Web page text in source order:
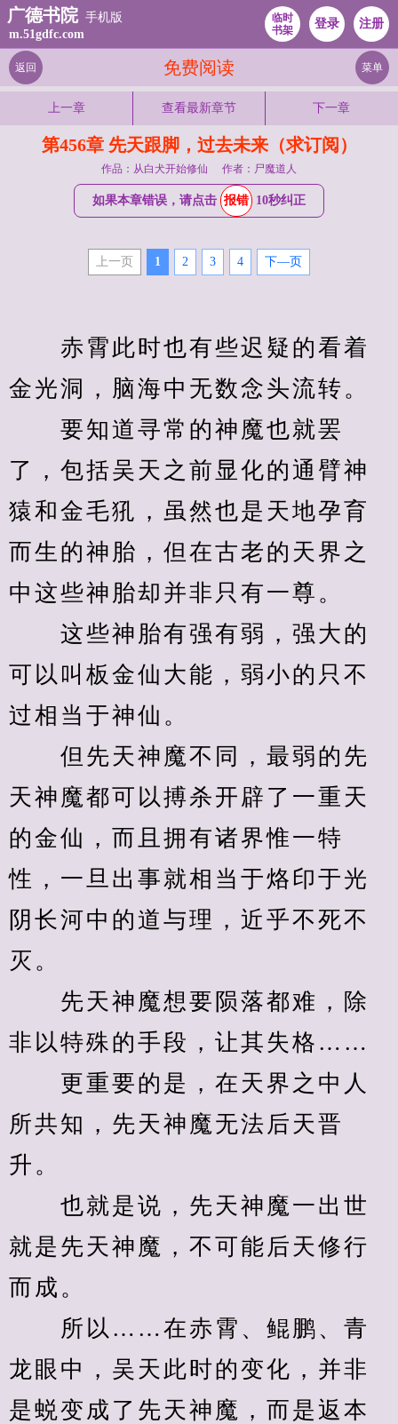
广德书院 手机版
m.51gdfc.com
临时
书架
登录 注册
免费阅读
返回 菜单
上一章 查看最新章节 下一章
第456章 先天跟脚，过去未来（求订阅）
作品：从白犬开始修仙 作者：尸魔道人
如果本章错误，请点击 报错 10秒纠正
上一页 1 2 3 4 下—页
赤霄此时也有些迟疑的看着
金光洞，脑海中无数念头流转。
要知道寻常的神魔也就罢
了，包括吴天之前显化的通臂神
猿和金毛犼，虽然也是天地孕育
而生的神胎，但在古老的天界之
中这些神胎却并非只有一尊。
这些神胎有强有弱，强大的
可以叫板金仙大能，弱小的只不
过相当于神仙。
但先天神魔不同，最弱的先
天神魔都可以搏杀开辟了一重天
的金仙，而且拥有诸界惟一特
性，一旦出事就相当于烙印于光
阴长河中的道与理，近乎不死不
灭。
先天神魔想要陨落都难，除
非以特殊的手段，让其失格……
更重要的是，在天界之中人
所共知，先天神魔无法后天晋
升。
也就是说，先天神魔一出世
就是先天神魔，不可能后天修行
而成。
所以……在赤霄、鲲鹏、青
龙眼中，吴天此时的变化，并非
是蜕变成了先天神魔，而是返本